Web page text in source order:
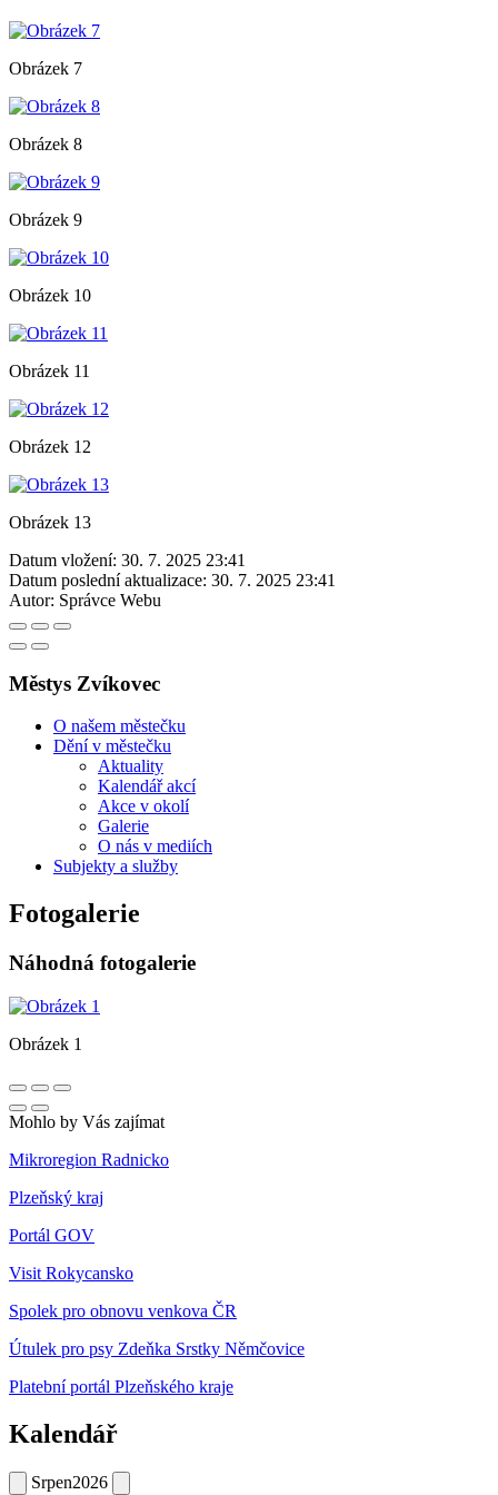
Obrázek 7
Obrázek 8
Obrázek 9
Obrázek 10
Obrázek 11
Obrázek 12
Obrázek 13
Datum vložení: 30. 7. 2025 23:41
Datum poslední aktualizace: 30. 7. 2025 23:41
Autor: Správce Webu
Městys Zvíkovec
O našem městečku
Dění v městečku
Aktuality
Kalendář akcí
Akce v okolí
Galerie
O nás v mediích
Subjekty a služby
Fotogalerie
Náhodná fotogalerie
Obrázek 1
Mohlo by Vás zajímat
Mikroregion Radnicko
Plzeňský kraj
Portál GOV
Visit Rokycansko
Spolek pro obnovu venkova ČR
Útulek pro psy Zdeňka Srstky Němčovice
Platební portál Plzeňského kraje
Kalendář
Srpen2026